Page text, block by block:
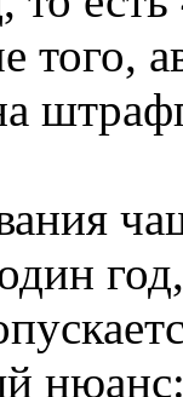
того,
нюанс: